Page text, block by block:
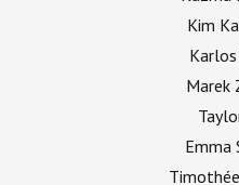
Kim
Marek
Emma